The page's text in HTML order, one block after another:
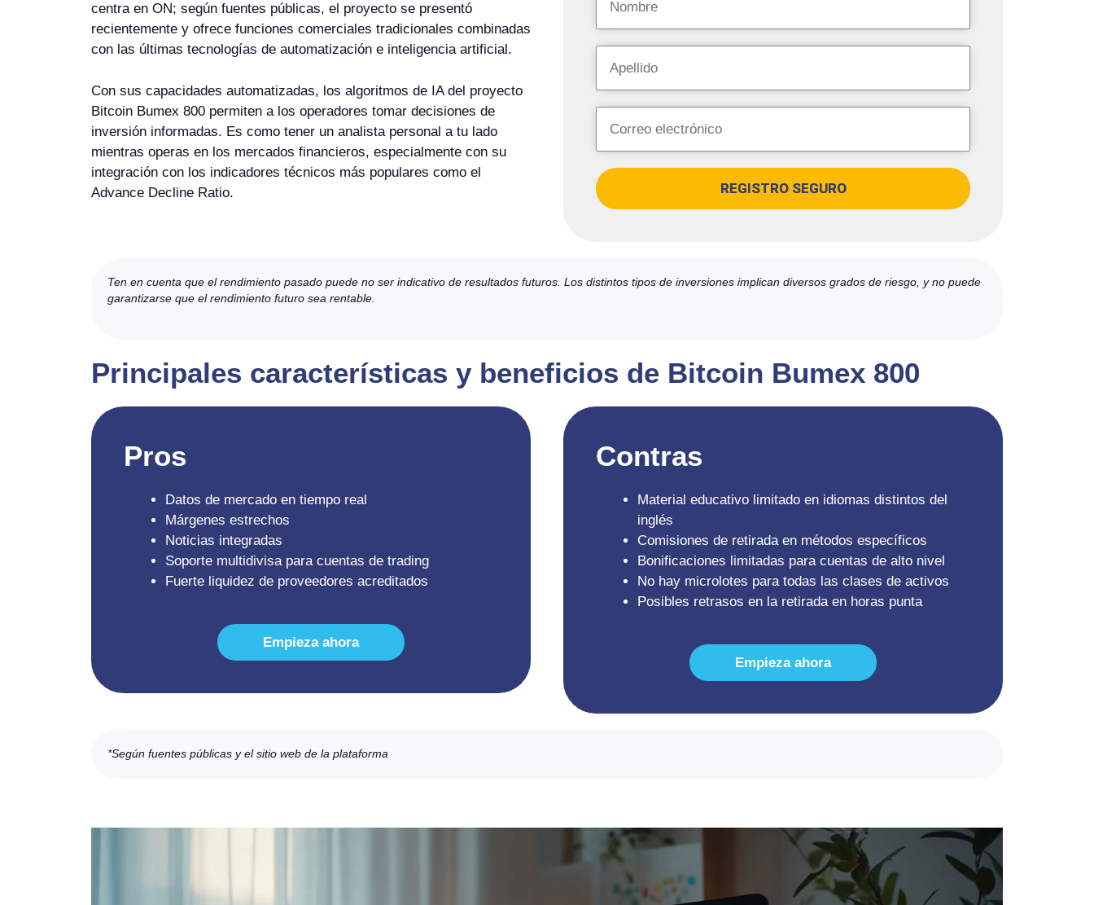
centra en ON; según fuentes públicas, el proyecto se presentó
recientemente y ofrece funciones comerciales tradicionales combinadas
con las últimas tecnologías de automatización e inteligencia artificial.
Con sus capacidades automatizadas, los algoritmos de IA del proyecto
Bitcoin Bumex 800 permiten a los operadores tomar decisiones de
inversión informadas. Es como tener un analista personal a tu lado
mientras operas en los mercados financieros, especialmente con su
integración con los indicadores técnicos más populares como el
Advance Decline Ratio.
REGISTRO SEGURO
Ten en cuenta que el rendimiento pasado puede no ser indicativo de resultados futuros. Los distintos tipos de inversiones implican diversos grados de riesgo, y no puede
garantizarse que el rendimiento futuro sea rentable.
Principales características y beneficios de Bitcoin Bumex 800
Pros
Datos de mercado en tiempo real
Márgenes estrechos
Noticias integradas
Soporte multidivisa para cuentas de trading
Fuerte liquidez de proveedores acreditados
Empieza ahora
Contras
Material educativo limitado en idiomas distintos del
inglés
Comisiones de retirada en métodos específicos
Bonificaciones limitadas para cuentas de alto nivel
No hay microlotes para todas las clases de activos
Posibles retrasos en la retirada en horas punta
Empieza ahora
*Según fuentes públicas y el sitio web de la plataforma